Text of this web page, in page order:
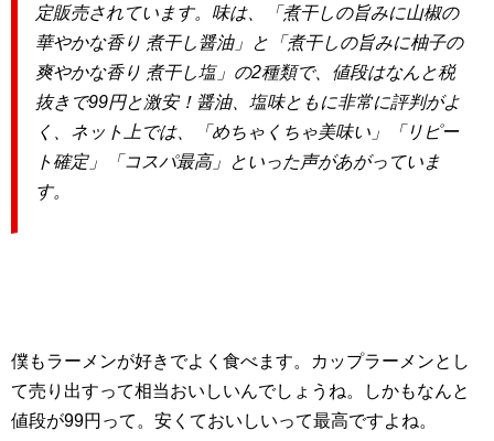
定販売されています。味は、「煮干しの旨みに山椒の
華やかな香り 煮干し醤油」と「煮干しの旨みに柚子の
爽やかな香り 煮干し塩」の2種類で、値段はなんと税
抜きで99円と激安！醤油、塩味ともに非常に評判がよ
く、ネット上では、「めちゃくちゃ美味い」「リピー
ト確定」「コスパ最高」といった声があがっていま
す。
僕もラーメンが好きでよく食べます。カップラーメンとし
て売り出すって相当おいしいんでしょうね。しかもなんと
値段が99円って。安くておいしいって最高ですよね。